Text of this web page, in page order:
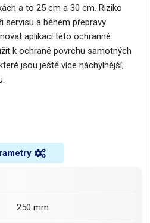
a to 25 cm a 30 cm. Riziko
servisu a během přepravy
aplikací této ochranné
k ochraně povrchu samotných
jsou ještě více náchylnější,
250 mm